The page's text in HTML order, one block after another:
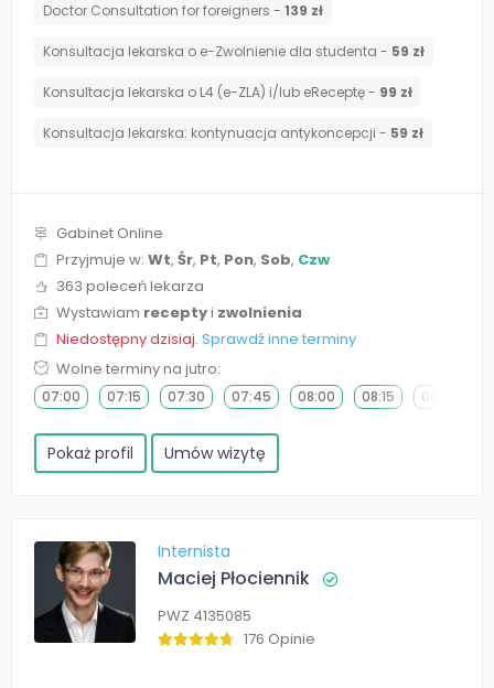
Doctor Consultation for foreigners - 139 zł
Konsultacja lekarska o e-Zwolnienie dla studenta - 59 zł
Konsultacja lekarska o L4 (e-ZLA) i/lub eReceptę - 99 zł
⁠Konsultacja lekarska: kontynuacja antykoncepcji - 59 zł
Gabinet Online
Przyjmuje w: Wt, Śr, Pt, Pon, Sob, Czw
363 poleceń lekarza
Wystawiam receptyi zwolnienia
Niedostępny dzisiaj. Sprawdź inne terminy
Wolne terminy na jutro:
07:00 07:15 07:30 07:45 08:00 08:15 08:30
Pokaż profil Umów wizytę
Internista
Maciej Płociennik
PWZ 4135085
176 Opinie